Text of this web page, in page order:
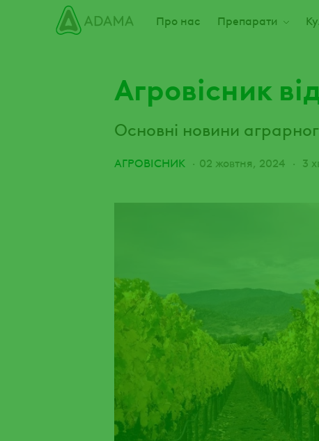
Пропустити
Про нас Препарати
Агровісник
Основні новини
АГРОВІСНИК 02 жовтня, 2024 3